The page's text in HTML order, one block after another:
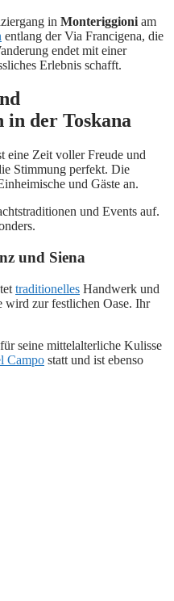
in Monteriggioni am
entlang der Via Francigena, die
endet mit einer
Erlebnis schafft.
in der Toskana
eine Zeit voller Freude und
Stimmung perfekt. Die
und Gäste an.
und Events auf.
und Siena
traditionelles Handwerk und
wird zur festlichen Oase. Ihr
seine mittelalterliche Kulisse
Campo statt und ist ebenso